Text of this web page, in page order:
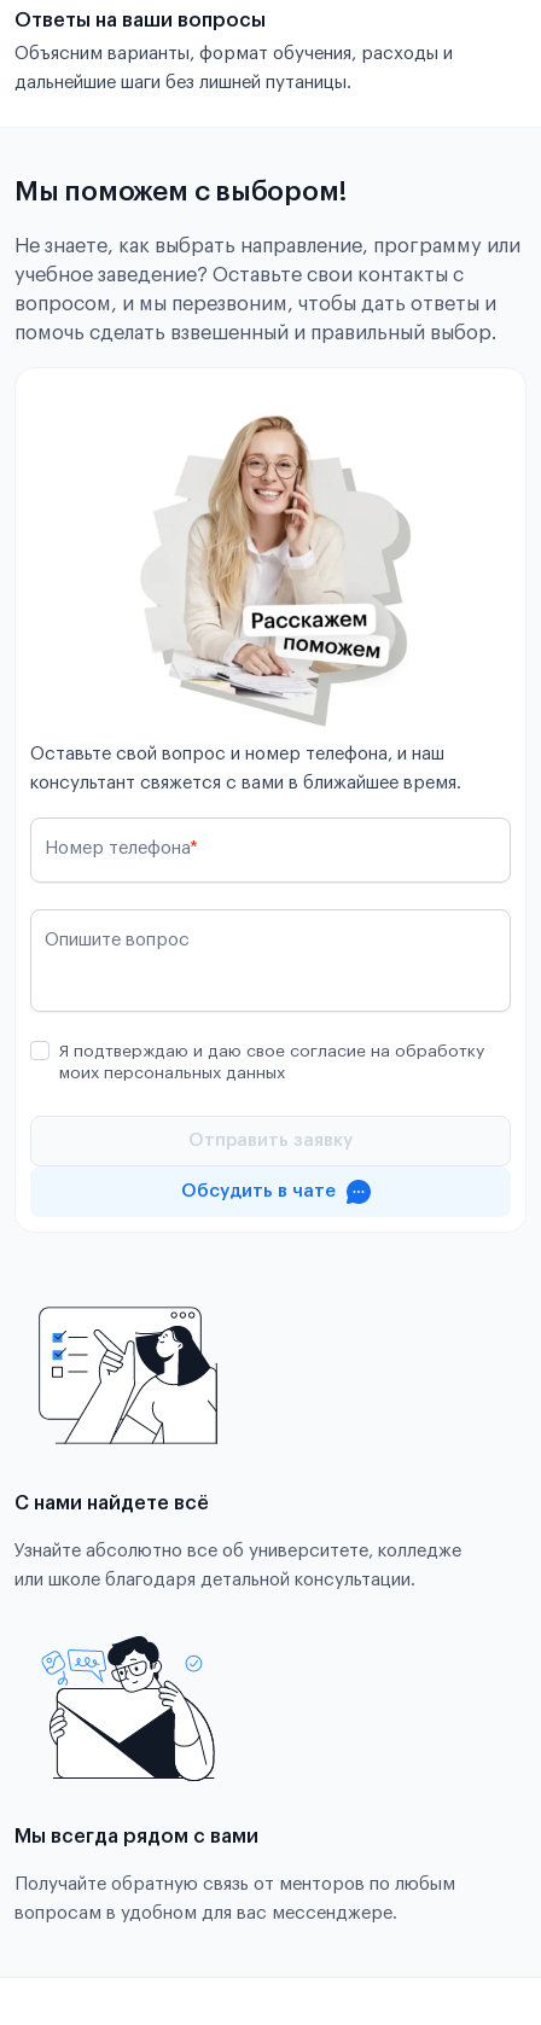
Ответы на ваши вопросы
Объясним варианты, формат обучения, расходы и
дальнейшие шаги без лишней путаницы.
Мы поможем с выбором!
Не знаете, как выбрать направление, программу или
учебное заведение? Оставьте свои контакты с
вопросом, и мы перезвоним, чтобы дать ответы и
помочь сделать взвешенный и правильный выбор.
Оставьте свой вопрос и номер телефона, и наш
консультант свяжется с вами в ближайшее время.
Номер телефона*
Опишите вопрос
Я подтверждаю и даю свое согласие на обработку
моих персональных данных
Отправить заявку
Обсудить в чате
С нами найдете всё
Узнайте абсолютно все об университете, колледже
или школе благодаря детальной консультации.
Мы всегда рядом с вами
Получайте обратную связь от менторов по любым
вопросам в удобном для вас мессенджере.